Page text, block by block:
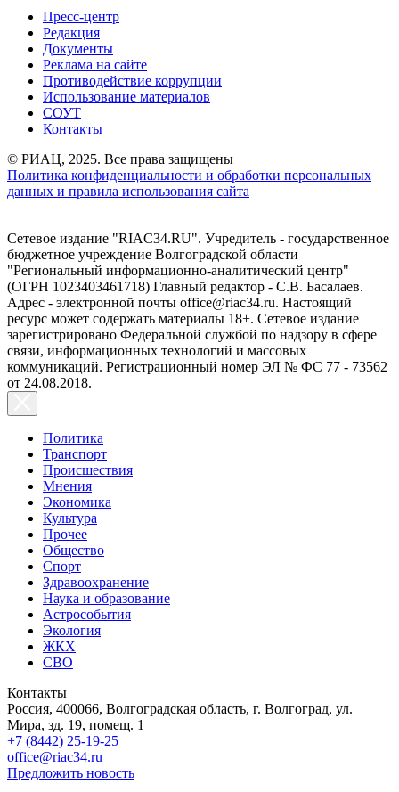
Пресс-центр
Редакция
Документы
Реклама на сайте
Противодействие коррупции
Использование материалов
СОУТ
Контакты
© РИАЦ, 2025. Все права защищены
Политика конфиденциальности и обработки персональных
данных и правила использования сайта
Сетевое издание "RIAC34.RU". Учредитель - государственное
бюджетное учреждение Волгоградской области
"Региональный информационно-аналитический центр"
(ОГРН 1023403461718) Главный редактор - С.В. Басалаев.
Адрес - электронной почты office@riac34.ru. Настоящий
ресурс может содержать материалы 18+. Сетевое издание
зарегистрировано Федеральной службой по надзору в сфере
связи, информационных технологий и массовых
коммуникаций. Регистрационный номер ЭЛ № ФС 77 - 73562
от 24.08.2018.
Политика
Транспорт
Происшествия
Мнения
Экономика
Культура
Прочее
Общество
Спорт
Здравоохранение
Наука и образование
Астрособытия
Экология
ЖКХ
СВО
Контакты
Россия, 400066, Волгоградская область, г. Волгоград, ул.
Мира, зд. 19, помещ. 1
+7 (8442) 25-19-25
office@riac34.ru
Предложить новость